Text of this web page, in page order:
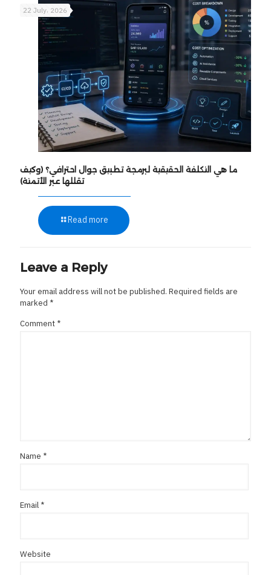
22 July، 2026
ما هي التكلفة الحقيقية لبرمجة تطبيق جوال احترافي؟ (وكيف
تقللها عبر الأتمتة)
Read more
Leave a Reply
Your email address will not be published. Required fields are
marked *
Comment *
Name *
Email *
Website